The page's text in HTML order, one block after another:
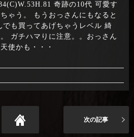
奇跡の10代 可愛す
ゃう。 もうおっさんにもなると
も買ってあげちゃうレベル 綺
ガチハマりに注意。。おっさん
使かも・・・
次の記事